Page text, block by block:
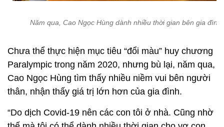
Năm qua, Cao Ngọc Hùng dành nhiều thời gian bên gia đình
Chưa thể thực hiện mục tiêu “đổi màu” huy chương
Paralympic trong năm 2020, nhưng bù lại, năm qua,
Cao Ngọc Hùng tìm thấy nhiều niềm vui bên người
thân, nhận thấy giá trị lớn hơn của gia đình.
“Do dịch Covid-19 nên các con tôi ở nhà. Cũng nhờ